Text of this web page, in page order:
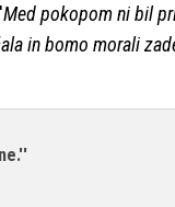
Med pokopom ni bil
in bomo morali